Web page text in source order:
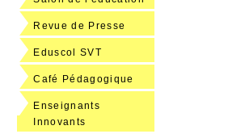
Revue de Presse
Eduscol SVT
Café Pédagogique
Enseignants
Innovants